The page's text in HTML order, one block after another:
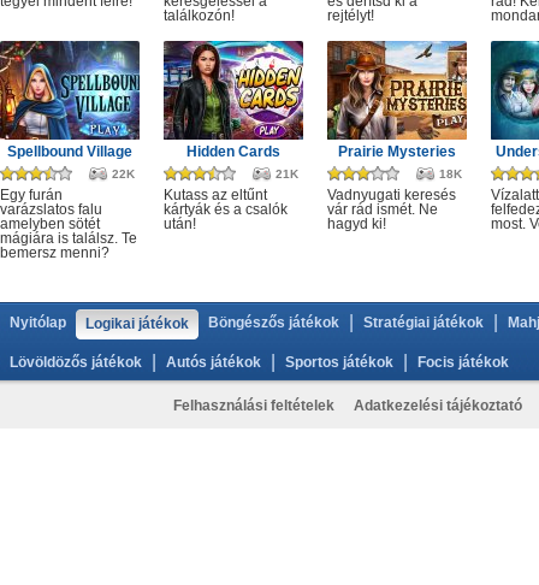
találkozón!
rejtélyt!
Spellbound Village
22K
Egy furán
varázslatos falu
amelyben sötét
mágiára is találsz. Te
bemersz menni?
Hidden Cards
21K
Kutass az eltűnt
kártyák és a csalók
után!
Prairie Mysteries
18K
Vadnyugati keresés
vár rád ismét. Ne
hagyd ki!
most.
Nyitólap Logikai játékok Böngészős játékok Stratégiai játékok
Lövöldözős játékok Autós játékok Sportos játékok Focis játékok
Felhasználási feltételek Adatkezelési tájékoztató